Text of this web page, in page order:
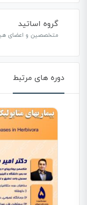
گروه اساتید
متخصصین و اعضای
دوره های مرتبط